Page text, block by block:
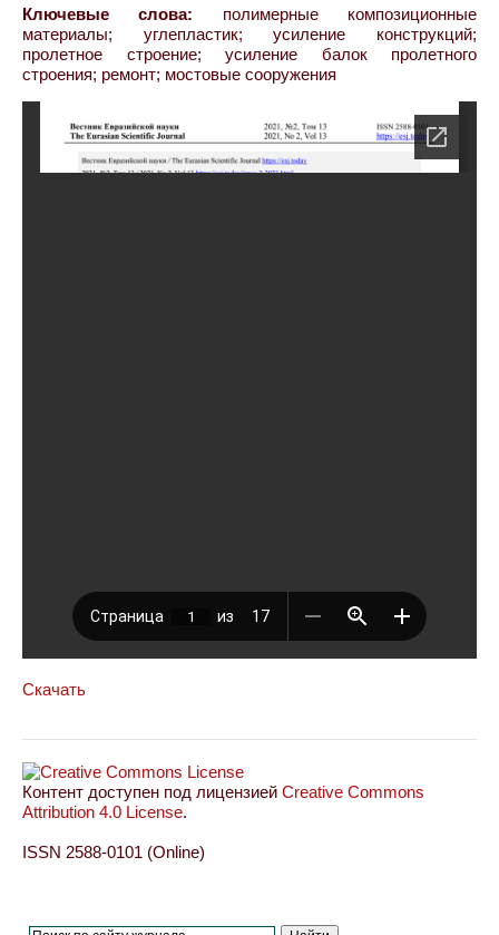
Ключевые слова: полимерные композиционные
материалы; углепластик; усиление конструкций;
пролетное строение; усиление балок пролетного
строения; ремонт; мостовые сооружения
Скачать
Контент доступен под лицензией Creative Commons
Attribution 4.0 License.
ISSN 2588-0101 (Online)